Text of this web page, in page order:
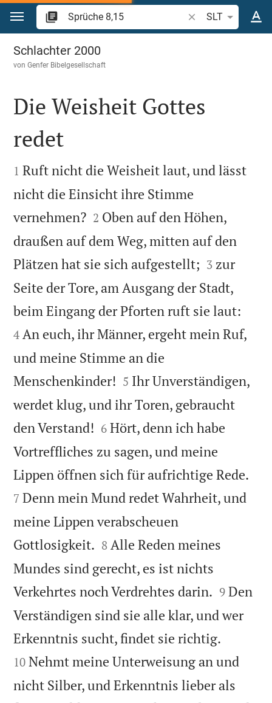
Zum Inhalt springen
Bibelstelle oder
SLT
Sprüche 8
Schlachter 2000
vonGenfer Bibelgesellschaft

Die Weisheit Gottes
redet

1 Ruft nicht die Weisheit laut, und lässt
nicht die Einsicht ihre Stimme
vernehmen?
2 Oben auf den Höhen,
draußen auf dem Weg, mitten auf den
Plätzen hat sie sich aufgestellt; 

3 zur
Seite der Tore, am Ausgang der Stadt,
beim Eingang der Pforten ruft sie laut:
4 An euch, ihr Männer, ergeht mein Ruf,
und meine Stimme an die
Menschenkinder! 

5 Ihr Unverständigen,
werdet klug, und ihr Toren, gebraucht
den Verstand! 

6 Hört, denn ich habe
Vortreffliches zu sagen, und meine
Lippen öffnen sich für aufrichtige Rede.
7 Denn mein Mund redet Wahrheit, und
meine Lippen verabscheuen
Gottlosigkeit. 

8 Alle Reden meines
Mundes sind gerecht, es ist nichts
Verkehrtes noch Verdrehtes darin. 

9 Den
Verständigen sind sie alle klar, und wer
Erkenntnis sucht, findet sie richtig.
10 Nehmt meine Unterweisung an und
nicht Silber, und Erkenntnis lieber als